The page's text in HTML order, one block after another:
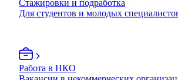
Стажировки и подработка
Для студентов и молодых
Работа в НКО